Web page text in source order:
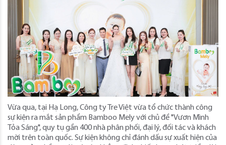
Vừa qua, tại Hạ Long, Công ty Tre Việt vừa tổ chức thành công
sự kiện ra mắt sản phẩm Bamboo Mely với chủ đề "Vươn Mình
Tỏa Sáng", quy tụ gần 400 nhà phân phối, đại lý, đối tác và khách
mời trên toàn quốc. Sự kiện không chỉ đánh dấu sự xuất hiện của